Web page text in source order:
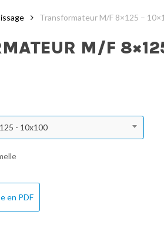
Transformateur M/F 8×125 –
M/F
- 10x100
en PDF